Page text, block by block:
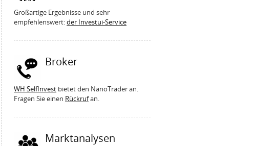
Großartige Ergebnisse und sehr
empfehlenswert:der Investui-Service
Broker
WH SelfInvest bietet den NanoTrader an.
Fragen Sie einen Rückrufan.
Marktanalysen